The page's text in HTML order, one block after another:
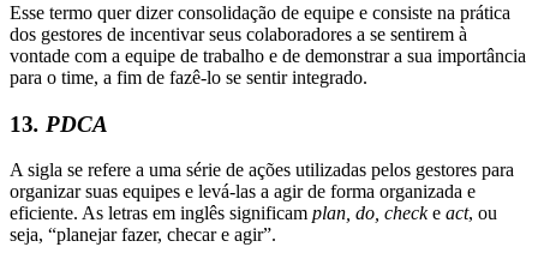
Esse termo quer dizer consolidação de equipe e consiste na prática
dos gestores de incentivar seus colaboradores a se sentirem à
vontade com a equipe de trabalho e de demonstrar a sua importância
para o time, a fim de fazê-lo se sentir integrado.
13. PDCA
A sigla se refere a uma série de ações utilizadas pelos gestores para
organizar suas equipes e levá-las a agir de forma organizada e
eficiente. As letras em inglês significam plan, do, checke act, ou
seja, “planejar fazer, checar e agir”.